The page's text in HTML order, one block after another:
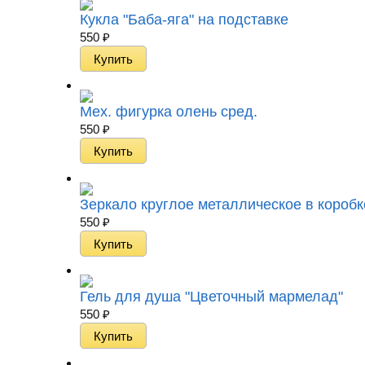
Кукла "Баба-яга" на подставке
550 ₽
Мех. фигурка олень сред.
550 ₽
Зеркало круглое металлическое в
550 ₽
Гель для душа "Цветочный мармелад"
550 ₽